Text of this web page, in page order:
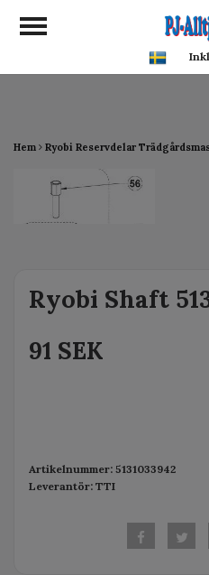
google-site-
Hem Ryobi Reservdelar
Ryobi Shaft
91 SEK
Artikelnummer: 5131033942
Leverantör: TTI